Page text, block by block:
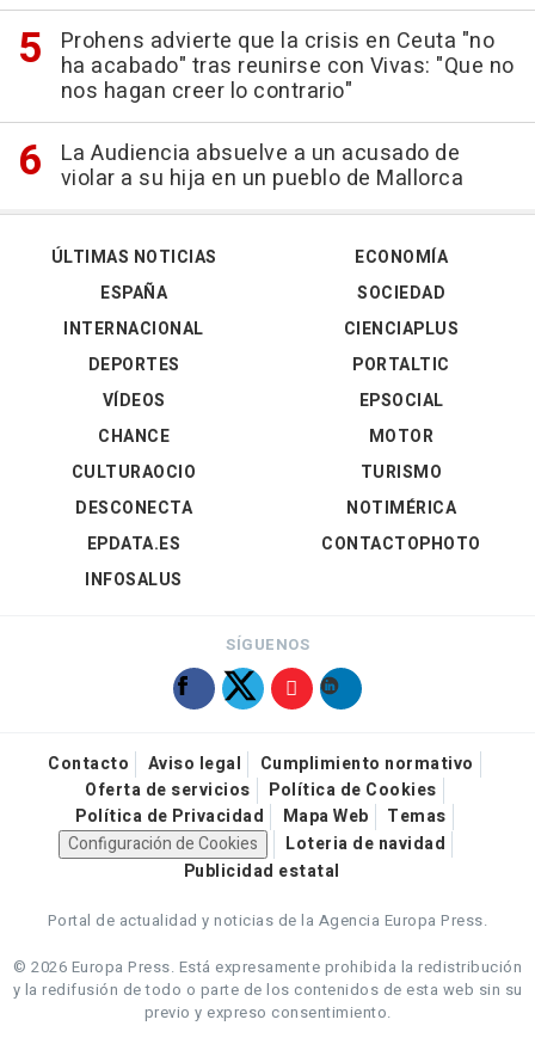
Prohens advierte que la crisis en Ceuta "no
ha acabado" tras reunirse con Vivas: "Que no
nos hagan creer lo contrario"
La Audiencia absuelve a un acusado de
violar a su hija en un pueblo de Mallorca
ÚLTIMAS NOTICIAS
ESPAÑA
INTERNACIONAL
DEPORTES
VÍDEOS
ECONOMÍA
SOCIEDAD
CIENCIAPLUS
PORTALTIC
EPSOCIAL
CHANCE
CULTURAOCIO
DESCONECTA
EPDATA.ES
INFOSALUS
MOTOR
TURISMO
NOTIMÉRICA
CONTACTOPHOTO
SÍGUENOS
Contacto Aviso legal
Cumplimiento normativo
Oferta de servicios
Política de Cookies
Política de Privacidad
Mapa Web
Temas
Configuración de Cookies
Loteria de navidad
Publicidad estatal
Portal de actualidad y noticias de la Agencia Europa Press.
© 2026 Europa Press. Está expresamente prohibida la redistribución
y la redifusión de todo o parte de los contenidos de esta web sin su
previo y expreso consentimiento.